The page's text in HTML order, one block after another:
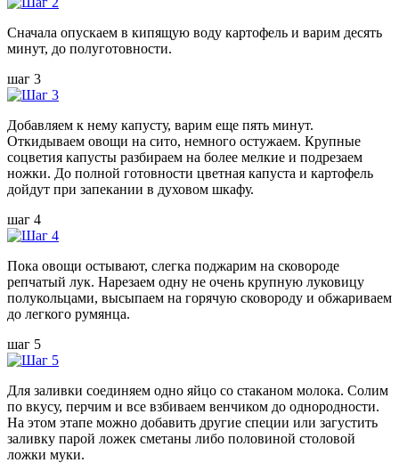
Сначала опускаем в кипящую воду картофель и варим десять
минут, до полуготовности.
шаг 3
Добавляем к нему капусту, варим еще пять минут.
Откидываем овощи на сито, немного остужаем. Крупные
соцветия капусты разбираем на более мелкие и подрезаем
ножки. До полной готовности цветная капуста и картофель
дойдут при запекании в духовом шкафу.
шаг 4
Пока овощи остывают, слегка поджарим на сковороде
репчатый лук. Нарезаем одну не очень крупную луковицу
полукольцами, высыпаем на горячую сковороду и обжариваем
до легкого румянца.
шаг 5
Для заливки соединяем одно яйцо со стаканом молока. Солим
по вкусу, перчим и все взбиваем венчиком до однородности.
На этом этапе можно добавить другие специи или загустить
заливку парой ложек сметаны либо половиной столовой
ложки муки.